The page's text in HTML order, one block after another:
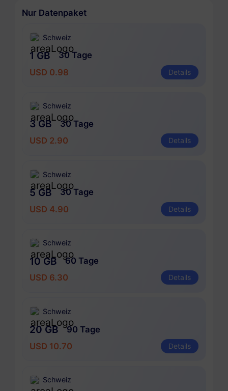
Nur Datenpaket
Schweiz
1 GB
30 Tage
USD 0.98
Details
Schweiz
3 GB
30 Tage
USD 2.90
Details
Schweiz
5 GB
30 Tage
USD 4.90
Details
Schweiz
10 GB
60 Tage
USD 6.30
Details
Schweiz
20 GB
90 Tage
USD 10.70
Details
Schweiz